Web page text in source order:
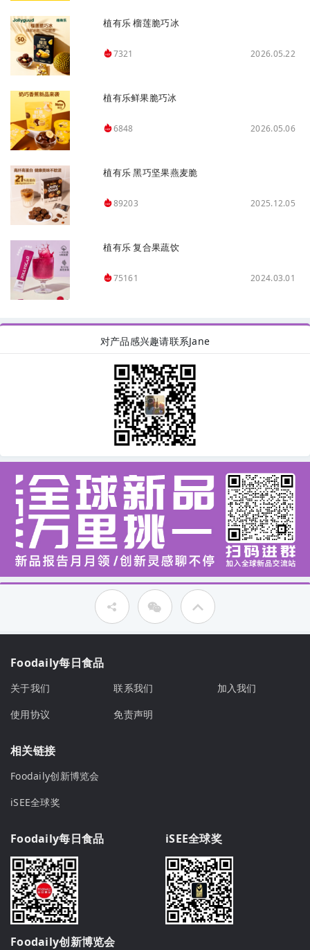
植有乐 榴莲脆巧冰
7321 2026.05.22
植有乐鲜果脆巧冰
6848 2026.05.06
植有乐 黑巧坚果燕麦脆
89203 2025.12.05
植有乐 复合果蔬饮
75161 2024.03.01
对产品感兴趣请联系Jane
Foodaily每日食品
关于我们 联系我们
加入我们
使用协议
免责声明
相关链接
Foodaily创新博览会
iSEE全球奖
Foodaily每日食品 iSEE全球奖
Foodaily创新博览会